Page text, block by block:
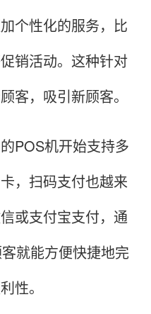
个性化的服务，比
销活动。这种针对
客，吸引新顾客。
机开始支持多
，扫码支付也越来
或支付宝支付，通
就能方便快捷地完
性。